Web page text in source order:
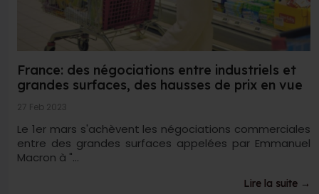
France: des négociations entre industriels et
grandes surfaces, des hausses de prix en vue
27 Feb 2023
Le 1er mars s'achèvent les négociations commerciales
entre des grandes surfaces appelées par Emmanuel
Macron à "...
Lire la suite →